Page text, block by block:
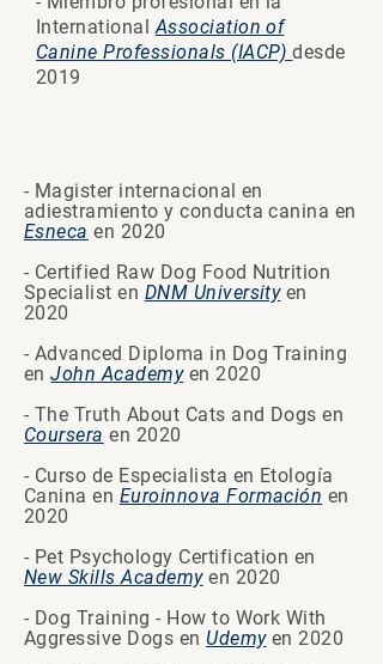
InternationalAssociation of
Canine Professionals (IACP)desde
2019
- Magister internacional en
adiestramiento y conducta canina en
Esneca en 2020
- Certified Raw Dog Food Nutrition
Specialist en DNM Universityen
2020
- Advanced Diploma in Dog Training
enJohn Academyen 2020
- The Truth About Cats and Dogs en
Coursera en 2020
- Curso de Especialista en Etología
Canina en Euroinnova Formación en
2020
- Pet Psychology Certification en
New Skills Academyen 2020
- Dog Training - How to Work With
Aggressive Dogs en Udemyen 2020